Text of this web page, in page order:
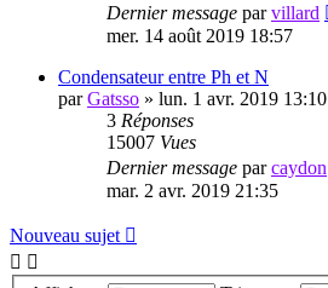
Dernier message parvillard
mer. 14 août 2019 18:57
Condensateur entre Ph et N
parGatsso » lun. 1 avr. 2019 13:10
3 Réponses
15007 Vues
Dernier message parcaydon
mar. 2 avr. 2019 21:35
Nouveau sujet